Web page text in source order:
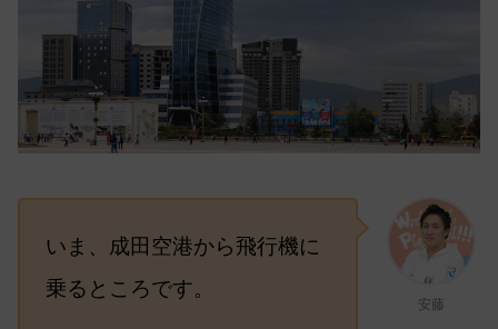
安藤
いま、成田空港から飛行機に
乗るところです。